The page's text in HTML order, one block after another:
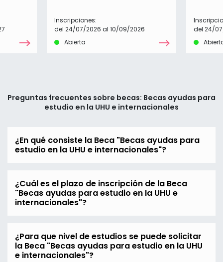
Inscripciones:
del 24/07/2026 al 10/09/2026
Abierta
del 24/
Preguntas frecuentes sobre becas: Becas ayudas para
estudio en la UHU e internacionales
¿En qué consiste la Beca "Becas ayudas para
estudio en la UHU e internacionales"?
¿Cuál es el plazo de inscripción de la Beca
"Becas ayudas para estudio en la UHU e
internacionales"?
¿Para que nivel de estudios se puede solicitar
la Beca "Becas ayudas para estudio en la UHU
e internacionales"?